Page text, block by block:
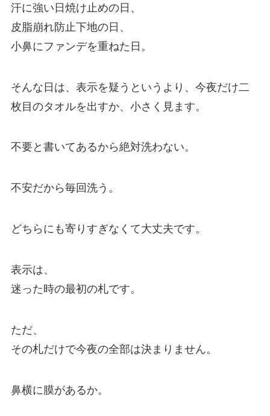
汗に強い日焼け止めの日、
皮脂崩れ防止下地の日、
小鼻にファンデを重ねた日。
そんな日は、表示を疑うというより、今夜だけ二
枚目のタオルを出すか、小さく見ます。
不要と書いてあるから絶対洗わない。
不安だから毎回洗う。
どちらにも寄りすぎなくて大丈夫です。
表示は、
迷った時の最初の札です。
ただ、
その札だけで今夜の全部は決まりません。
鼻横に膜があるか。